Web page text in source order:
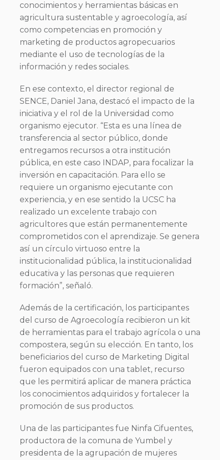
conocimientos y herramientas básicas en
agricultura sustentable y agroecología, así
como competencias en promoción y
marketing de productos agropecuarios
mediante el uso de tecnologías de la
información y redes sociales.
En ese contexto, el director regional de
SENCE, Daniel Jana, destacó el impacto de la
iniciativa y el rol de la Universidad como
organismo ejecutor. “Esta es una línea de
transferencia al sector público, donde
entregamos recursos a otra institución
pública, en este caso INDAP, para focalizar la
inversión en capacitación. Para ello se
requiere un organismo ejecutante con
experiencia, y en ese sentido la UCSC ha
realizado un excelente trabajo con
agricultores que están permanentemente
comprometidos con el aprendizaje. Se genera
así un círculo virtuoso entre la
institucionalidad pública, la institucionalidad
educativa y las personas que requieren
formación”, señaló.
Además de la certificación, los participantes
del curso de Agroecología recibieron un kit
de herramientas para el trabajo agrícola o una
compostera, según su elección. En tanto, los
beneficiarios del curso de Marketing Digital
fueron equipados con una tablet, recurso
que les permitirá aplicar de manera práctica
los conocimientos adquiridos y fortalecer la
promoción de sus productos.
Una de las participantes fue Ninfa Cifuentes,
productora de la comuna de Yumbel y
presidenta de la agrupación de mujeres